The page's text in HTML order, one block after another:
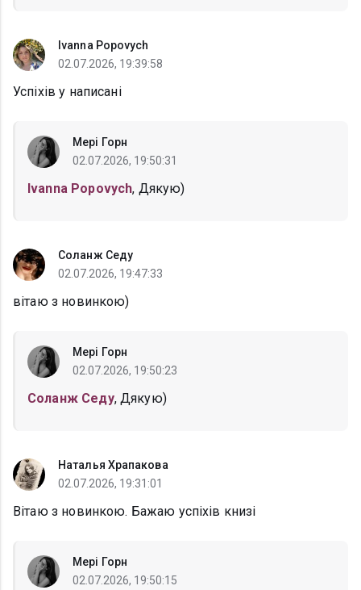
Ivanna Popovych
02.07.2026, 19:39:58
Успіхів у написані
Мері Горн
02.07.2026, 19:50:31
Ivanna Popovych, Дякую)
Соланж Седу
02.07.2026, 19:47:33
вітаю з новинкою)
Мері Горн
02.07.2026, 19:50:23
Соланж Седу, Дякую)
Наталья Храпакова
02.07.2026, 19:31:01
Вітаю з новинкою. Бажаю успіхів книзі
Мері Горн
02.07.2026, 19:50:15